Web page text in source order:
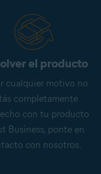
el producto
cualquier motivo no
completamente
con tu producto
Business, ponte en
con nosotros.